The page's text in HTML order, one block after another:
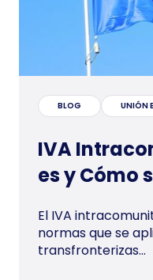
BLOG UNIÓN
IVA
es y Cómo
El IVA
normas que se
transfronterizas...